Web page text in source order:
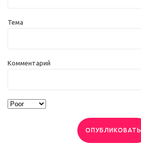
Тема
Комментарий
ОПУБЛИКОВАТЬ